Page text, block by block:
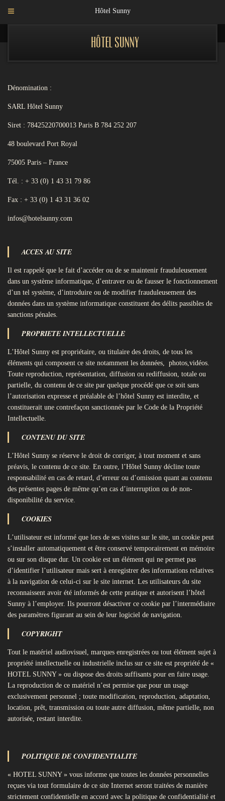
Hôtel Sunny
Hôtel Sunny
Dénomination :
SARL Hôtel Sunny
Siret : 78425220700013 Paris B 784 252 207
48 boulevard Port Royal
75005 Paris – France
Tél. : + 33 (0) 1 43 31 79 86
Fax : + 33 (0) 1 43 31 36 02
infos@hotelsunny.com
ACCES AU SITE
Il est rappelé que le fait d’accéder ou de se maintenir frauduleusement
dans un système informatique, d’entraver ou de fausser le fonctionnement
d’un tel système, d’introduire ou de modifier frauduleusement des
données dans un système informatique constituent des délits passibles de
sanctions pénales.
PROPRIETE INTELLECTUELLE
L’Hôtel Sunny est propriétaire, ou titulaire des droits, de tous les
éléments qui composent ce site notamment les données, photos,vidéos.
Toute reproduction, représentation, diffusion ou rediffusion, totale ou
partielle, du contenu de ce site par quelque procédé que ce soit sans
l’autorisation expresse et préalable de l’hôtel Sunny est interdite, et
constituerait une contrefaçon sanctionnée par le Code de la Propriété
Intellectuelle.
CONTENU DU SITE
L’Hôtel Sunny se réserve le droit de corriger, à tout moment et sans
préavis, le contenu de ce site. En outre, l’Hôtel Sunny décline toute
responsabilité en cas de retard, d’erreur ou d’omission quant au contenu
des présentes pages de même qu’en cas d’interruption ou de non-
disponibilité du service.
COOKIES
L’utilisateur est informé que lors de ses visites sur le site, un cookie peut
s’installer automatiquement et être conservé temporairement en mémoire
ou sur son disque dur. Un cookie est un élément qui ne permet pas
d’identifier l’utilisateur mais sert à enregistrer des informations relatives
à la navigation de celui-ci sur le site internet. Les utilisateurs du site
reconnaissent avoir été informés de cette pratique et autorisent l’hôtel
Sunny à l’employer. Ils pourront désactiver ce cookie par l’intermédiaire
des paramètres figurant au sein de leur logiciel de navigation.
COPYRIGHT
Tout le matériel audiovisuel, marques enregistrées ou tout élément sujet à
propriété intellectuelle ou industrielle inclus sur ce site est propriété de «
HOTEL SUNNY » ou dispose des droits suffisants pour en faire usage.
La reproduction de ce matériel n’est permise que pour un usage
exclusivement personnel ; toute modification, reproduction, adaptation,
location, prêt, transmission ou toute autre diffusion, même partielle, non
autorisée, restant interdite.
POLITIQUE DE CONFIDENTIALITE
« HOTEL SUNNY » vous informe que toutes les données personnelles
reçues via tout formulaire de ce site Internet seront traitées de manière
strictement confidentielle en accord avec la politique de confidentialité et